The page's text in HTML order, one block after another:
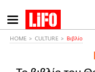
Παράκαμψη
προς
HOME CULTURE Βιβλίο